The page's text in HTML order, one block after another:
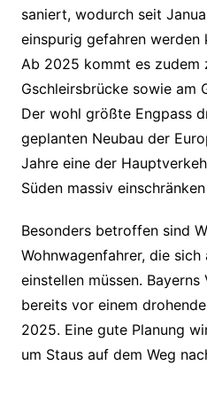
saniert, wodurch seit
einspurig gefahren werden
Ab 2025 kommt es zudem
Gschleirsbrücke sowie am
Der wohl größte Engpass
geplanten Neubau der
Jahre eine der
Süden massiv
Besonders betroffen sind
Wohnwagenfahrer, die
einstellen müssen.
bereits vor einem
2025. Eine gute Planung
um Staus auf dem Weg